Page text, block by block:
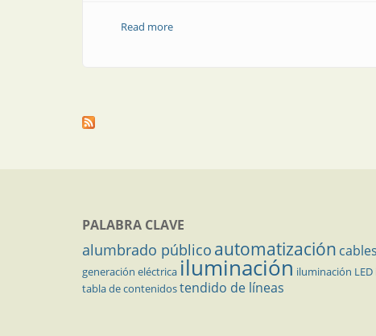
Read moreabout Artículo técnico | Caudalímetro
PALABRA CLAVE
alumbrado público automatización cables
generación eléctrica iluminación iluminación LED
tabla de contenidostendido de líneas